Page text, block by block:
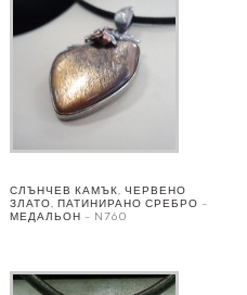
СЛЪНЧЕВ КАМЪК, ЧЕРВЕНО
ЗЛАТО, ПАТИНИРАНО СРЕБРО –
МЕДАЛЬОН – N760